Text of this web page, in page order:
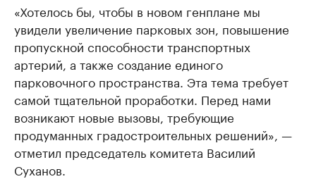
«Хотелось бы, чтобы в новом генплане мы
увидели увеличение парковых зон, повышение
пропускной способности транспортных
артерий, а также создание единого
парковочного пространства. Эта тема требует
самой тщательной проработки. Перед нами
возникают новые вызовы, требующие
продуманных градостроительных решений», —
отметил председатель комитета Василий
Суханов.